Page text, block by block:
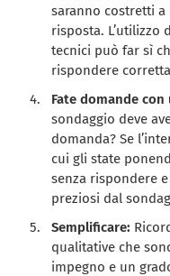
saranno costretti a
risposta. L’utilizzo
tecnici può far sì
rispondere
Fate domande con
sondaggio deve
domanda? Se
cui gli state
senza rispondere
preziosi dal
Semplificare:
qualitative che
impegno e un